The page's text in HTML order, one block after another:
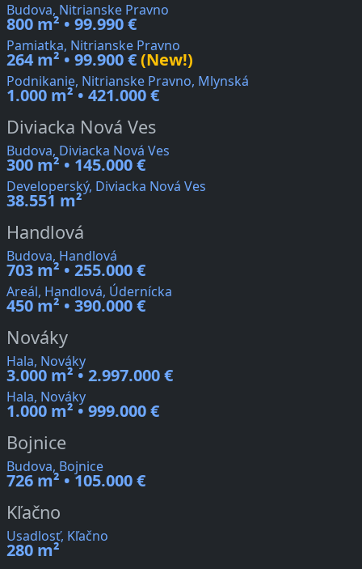
Budova, Nitrianske Pravno
800 m² • 99.990 €
Pamiatka, Nitrianske Pravno
264 m² • 99.900 €(New!)
Podnikanie, Nitrianske Pravno, Mlynská
1.000 m² • 421.000 €
Diviacka Nová Ves
Budova, Diviacka Nová Ves
300 m² • 145.000 €
Developerský, Diviacka Nová Ves
38.551 m²
Handlová
Budova, Handlová
703 m² • 255.000 €
Areál, Handlová, Údernícka
450 m² • 390.000 €
Nováky
Hala, Nováky
3.000 m² • 2.997.000 €
Hala, Nováky
1.000 m² • 999.000 €
Bojnice
Budova, Bojnice
726 m² • 105.000 €
Kľačno
Usadlosť, Kľačno
280 m²